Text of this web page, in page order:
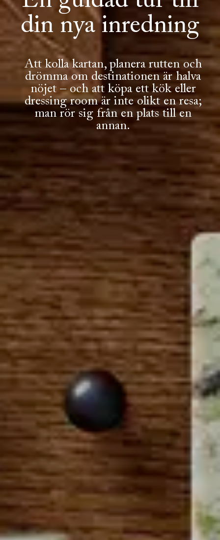
din nya inredning
Att kolla kartan, planera rutten och
drömma om destinationen är halva
nöjet – och att köpa ett kök eller
dressing room är inte olikt en resa;
man rör sig från en plats till en
annan.